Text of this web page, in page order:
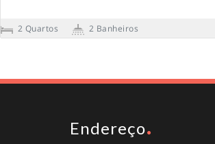
2 Quartos 2 Banheiros
Endereço